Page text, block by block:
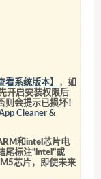
看系统版本】
，如
开启安装权限后
则会提示已损坏！
Cleaner &
和intel芯片电
尾标注“intel”或
芯片，即使未来